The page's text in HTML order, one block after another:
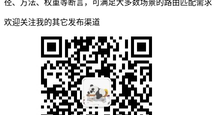
径、方法、权重等断言，可满足大多数场景的路由匹配需求
欢迎关注我的其它发布渠道